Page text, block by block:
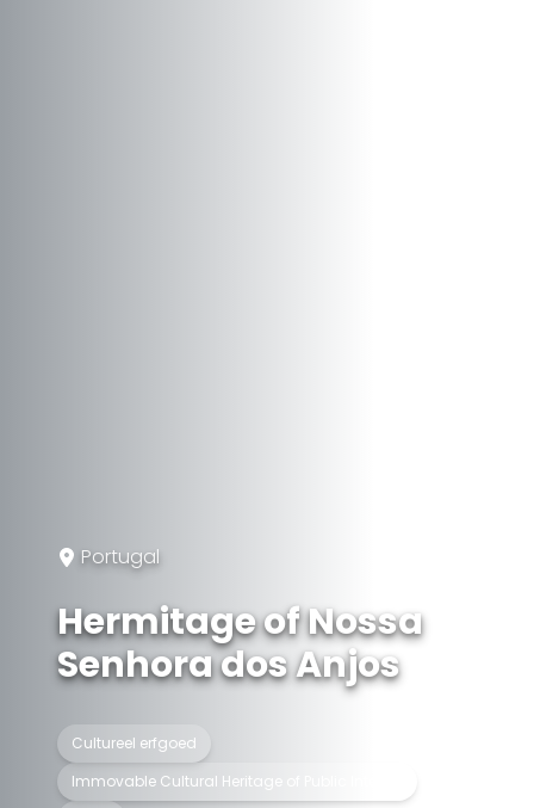
Portugal
Hermitage of Nossa
Senhora dos Anjos
Cultureel erfgoed
Immovable Cultural Heritage of Public Interest